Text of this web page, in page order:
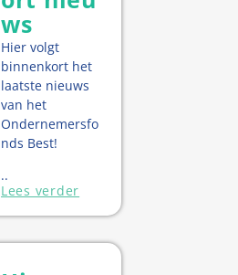
ws
Hier volgt
binnenkort het
laatste nieuws
van het
Ondernemersfo
nds Best!
..
Lees verder